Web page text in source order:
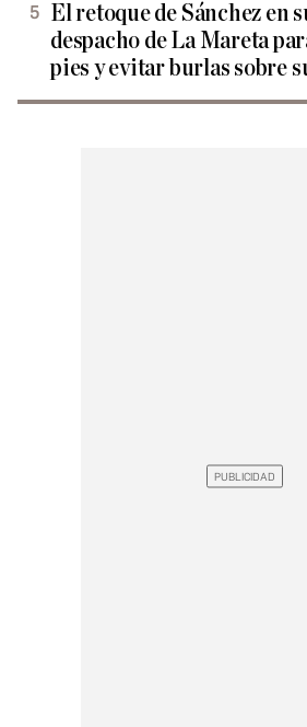
El retoque de Sánchez en
despacho de La Mareta
pies y evitar burlas sobre